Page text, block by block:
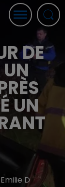
DE
UN
D